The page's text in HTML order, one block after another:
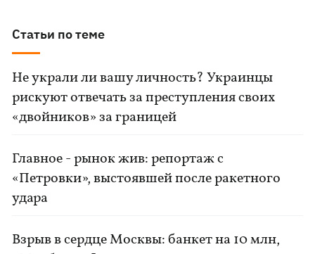
Статьи по теме
Не украли ли вашу личность? Украинцы
рискуют отвечать за преступления своих
«двойников» за границей
Главное - рынок жив: репортаж с
«Петровки», выстоявшей после ракетного
удара
Взрыв в сердце Москвы: банкет на 10 млн,